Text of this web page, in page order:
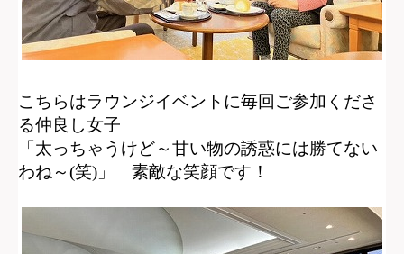
こちらはラウンジイベントに毎回ご参加くださ
る仲良し女子
「太っちゃうけど～甘い物の誘惑には勝てない
わね～(笑)」 素敵な笑顔です！